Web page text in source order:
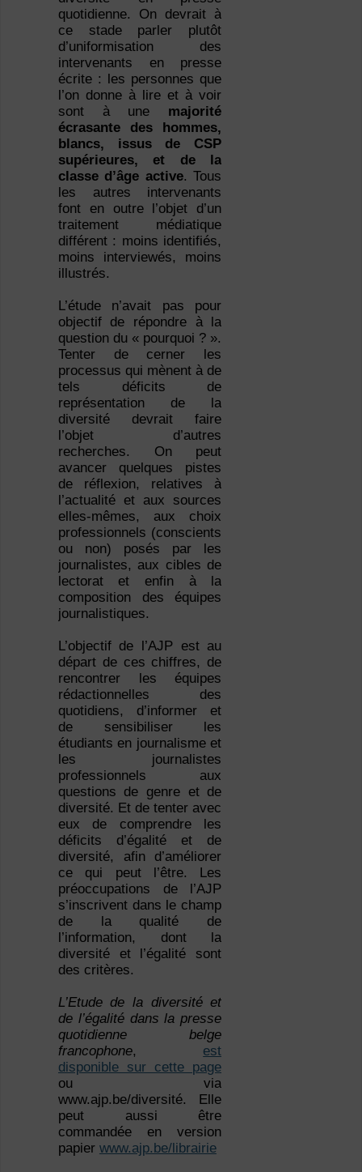
quotidienne. On devrait à
ce stade parler plutôt
d’uniformisation des
intervenants en presse
écrite : les personnes que
l’on donne à lire et à voir
sont à une majorité
écrasante des hommes,
blancs, issus de CSP
supérieures, et de la
classe d’âge active. Tous
les autres intervenants
font en outre l’objet d’un
traitement médiatique
différent : moins identifiés,
moins interviewés, moins
illustrés.
L’étude n’avait pas pour
objectif de répondre à la
question du « pourquoi ? ».
Tenter de cerner les
processus qui mènent à de
tels déficits de
représentation de la
diversité devrait faire
l’objet d’autres
recherches. On peut
avancer quelques pistes
de réflexion, relatives à
l’actualité et aux sources
elles-mêmes, aux choix
professionnels (conscients
ou non) posés par les
journalistes, aux cibles de
lectorat et enfin à la
composition des équipes
journalistiques.
L’objectif de l’AJP est au
départ de ces chiffres, de
rencontrer les équipes
rédactionnelles des
quotidiens, d’informer et
de sensibiliser les
étudiants en journalisme et
les journalistes
professionnels aux
questions de genre et de
diversité. Et de tenter avec
eux de comprendre les
déficits d’égalité et de
diversité, afin d’améliorer
ce qui peut l’être. Les
préoccupations de l’AJP
s’inscrivent dans le champ
de la qualité de
l’information, dont la
diversité et l’égalité sont
des critères.
L’Etude de la diversité et
de l’égalité dans la presse
quotidienne belge
francophone, est
disponible sur cette page
ou via
www.ajp.be/diversité. Elle
peut aussi être
commandée en version
papier www.ajp.be/librairie